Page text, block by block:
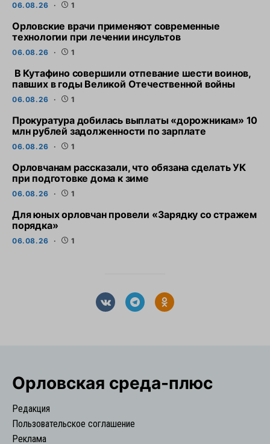
06.08.26 1
Орловские врачи применяют современные
технологии при лечении инсультов
06.08.26 1
В Кутафино совершили отпевание шести воинов,
павших в годы Великой Отечественной войны
06.08.26 1
Прокуратура добилась выплаты «дорожникам» 10
млн рублей задолженности по зарплате
06.08.26 1
Орловчанам рассказали, что обязана сделать УК
при подготовке дома к зиме
06.08.26 1
Для юных орловчан провели «Зарядку со стражем
порядка»
06.08.26 1
Орловская cреда-плюс
Редакция
Пользовательское соглашение
Реклама